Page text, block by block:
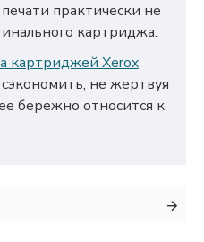
практически не
картриджа.
картриджей Xerox
не жертвуя
бережно относится к